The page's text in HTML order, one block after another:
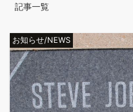
記事一覧
お知らせ/NEWS